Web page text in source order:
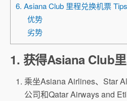
6. Asiana Club 里程兑换机票 Tips
优势
劣势
1. 获得Asiana Club
乘坐Asiana Airlines、Star
公司和Qatar Airways and